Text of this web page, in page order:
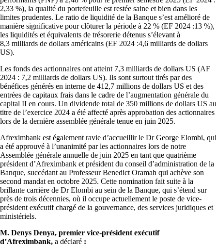
2,33 %), la qualité du portefeuille est restée saine et bien dans les
limites prudentes. Le ratio de liquidité de la Banque s’est amélioré de
manière significative pour clôturer la période à 22 % (EF 2024 :13 %),
les liquidités et équivalents de trésorerie détenus s’élevant à
8,3 milliards de dollars américains (EF 2024 :4,6 milliards de dollars
US).
Les fonds des actionnaires ont atteint 7,3 milliards de dollars US (AF
2024 : 7,2 milliards de dollars US). Ils sont surtout tirés par des
bénéfices générés en interne de 412,7 millions de dollars US et des
entrées de capitaux frais dans le cadre de l’augmentation générale du
capital II en cours. Un dividende total de 350 millions de dollars US au
titre de l’exercice 2024 a été affecté après approbation des actionnaires
lors de la dernière assemblée générale tenue en juin 2025.
Afreximbank est également ravie d’accueillir le Dr George Elombi, qui
a été approuvé à l’unanimité par les actionnaires lors de notre
Assemblée générale annuelle de juin 2025 en tant que quatrième
président d’Afreximbank et président du conseil d’administration de la
Banque, succédant au Professeur Benedict Oramah qui achève son
second mandat en octobre 2025. Cette nomination fait suite à la
brillante carrière de Dr Elombi au sein de la Banque, qui s’étend sur
près de trois décennies, où il occupe actuellement le poste de vice-
président exécutif chargé de la gouvernance, des services juridiques et
ministériels.
M. Denys Denya, premier vice-président exécutif
d’Afreximbank, a déclaré :